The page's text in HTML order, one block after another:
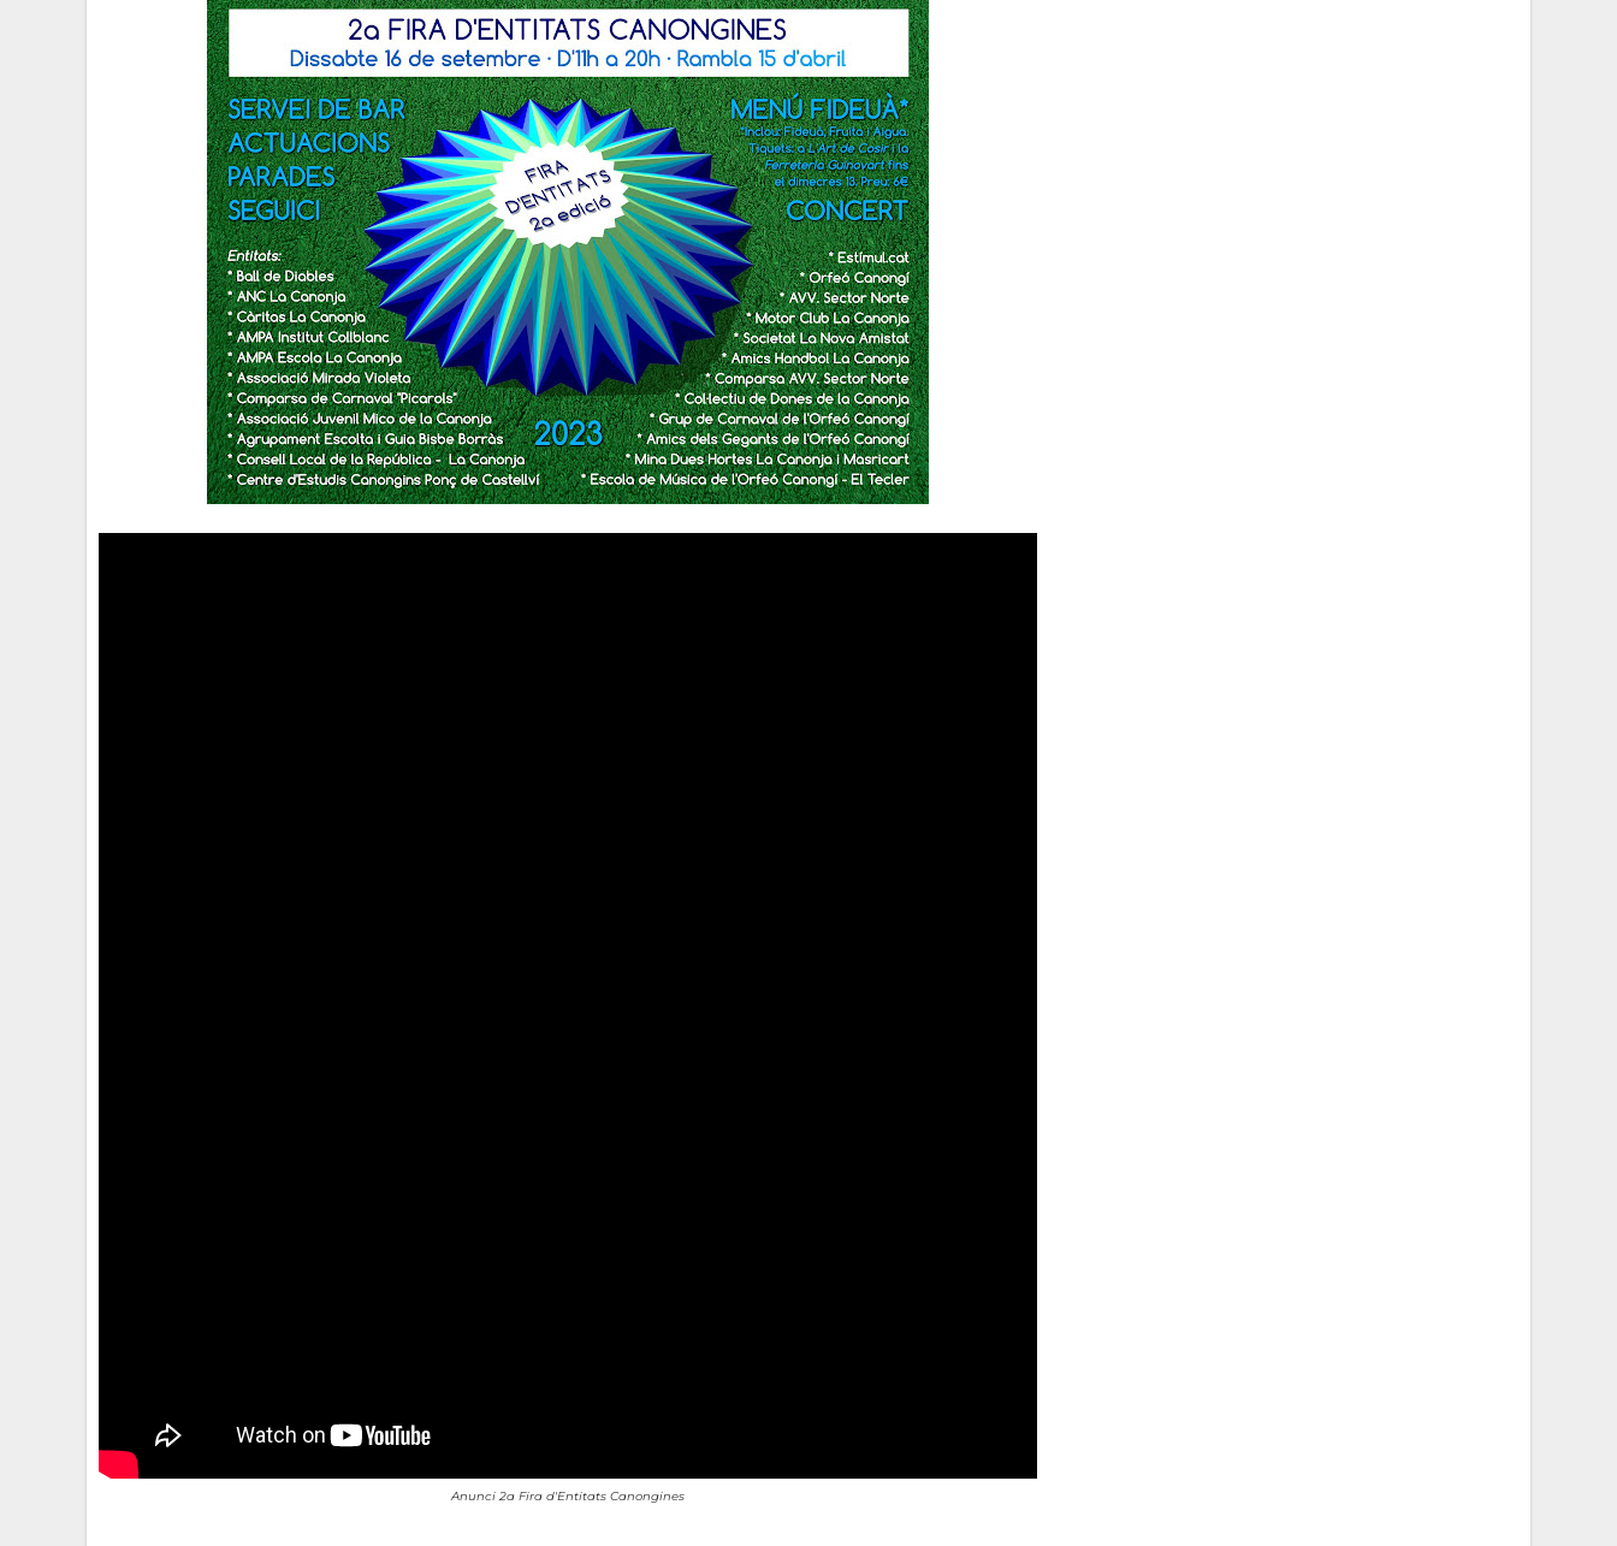
Anunci 2a Fira d'Entitats Canongines